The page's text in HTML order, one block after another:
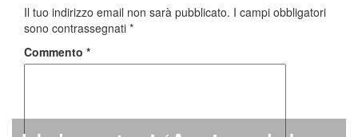
Il tuo indirizzo email non sarà pubblicato. I campi obbligatori
sono contrassegnati *
Commento *